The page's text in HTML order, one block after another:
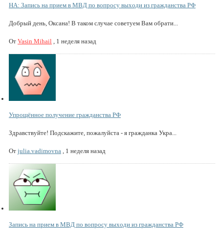
НА: Запись на прием в МВД по вопросу выходи из гражданства РФ
Добрый день, Оксана! В таком случае советуем Вам обрати...
От Vasin Mihail , 1 неделя назад
Упрощённое получение гражданства РФ
Здравствуйте! Подскажите, пожалуйста - я гражданка Укра...
От julia.vadimovna , 1 неделя назад
Запись на прием в МВД по вопросу выходи из гражданства РФ